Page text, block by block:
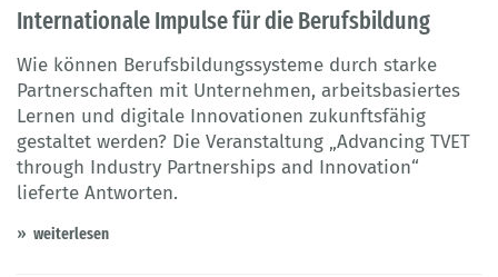
Internationale Impulse für die Berufsbildung
Wie können Berufsbildungssysteme durch starke
Partnerschaften mit Unternehmen, arbeitsbasiertes
Lernen und digitale Innovationen zukunftsfähig
gestaltet werden? Die Veranstaltung „Advancing TVET
through Industry Partnerships and Innovation“
lieferte Antworten.
weiterlesen